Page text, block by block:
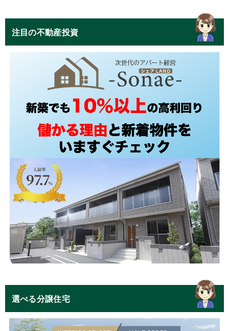
注目の不動産投資
選べる分譲住宅